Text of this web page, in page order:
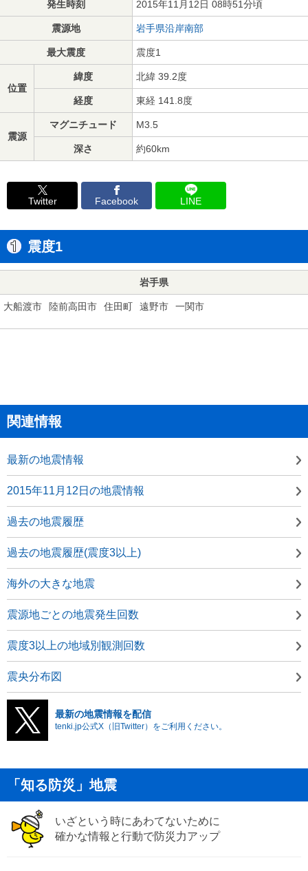
発生時刻 2015年11月12日 08時51分頃
震源地 岩手県沿岸南部
最大震度 震度1
位置
緯度 北緯 39.2度
経度 東経 141.8度
震源
マグニチュード M3.5
深さ 約60km
Twitter Facebook LINE
震度1
岩手県
大船渡市 陸前高田市 住田町 遠野市 一関市
関連情報
最新の地震情報
2015年11月12日の地震情報
過去の地震履歴
過去の地震履歴(震度3以上)
海外の大きな地震
震源地ごとの地震発生回数
震度3以上の地域別観測回数
震央分布図
最新の地震情報を配信
tenki.jp公式X（旧Twitter）をご利用ください。
「知る防災」地震
いざという時にあわてないために
確かな情報と行動で防災力アップ